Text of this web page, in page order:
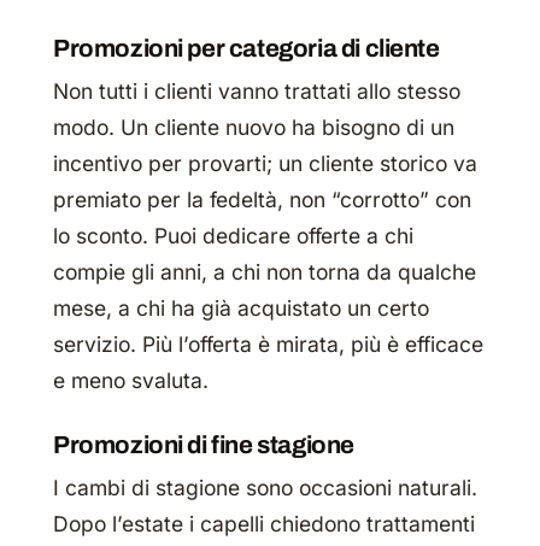
Promozioni per categoria di cliente
Non tutti i clienti vanno trattati allo stesso
modo. Un cliente nuovo ha bisogno di un
incentivo per provarti; un cliente storico va
premiato per la fedeltà, non “corrotto” con
lo sconto. Puoi dedicare offerte a chi
compie gli anni, a chi non torna da qualche
mese, a chi ha già acquistato un certo
servizio. Più l’offerta è mirata, più è efficace
e meno svaluta.
Promozioni di fine stagione
I cambi di stagione sono occasioni naturali.
Dopo l’estate i capelli chiedono trattamenti